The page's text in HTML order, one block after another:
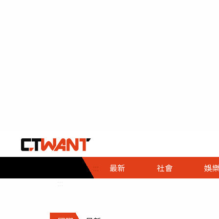
::: 最新 社會
社會首頁
時事
調查
娛樂
娛樂首頁
即時
財經首頁
熱線
政